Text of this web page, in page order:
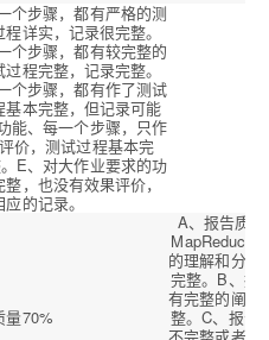
个步骤，都有严格的测
详实，记录很完整。
个步骤，都有较完整的
程完整，记录完整。
个步骤，都有作了测试
本完整，但记录可能
能、每一个步骤，只作
价，测试过程基本完
E、对大作业要求的功
，也没有效果评价，
的记录。
量70%
A、报告质
MapReduce
的理解和分析
完整。B、报
有完整的阐述
整。C、报告